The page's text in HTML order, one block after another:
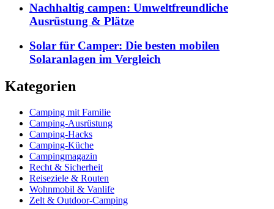
Nachhaltig campen: Umweltfreundliche
Ausrüstung & Plätze
Solar für Camper: Die besten mobilen
Solaranlagen im Vergleich
Kategorien
Camping mit Familie
Camping-Ausrüstung
Camping-Hacks
Camping-Küche
Campingmagazin
Recht & Sicherheit
Reiseziele & Routen
Wohnmobil & Vanlife
Zelt & Outdoor-Camping